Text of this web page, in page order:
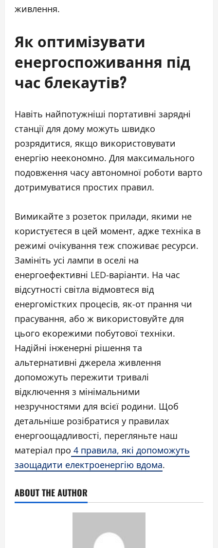
живлення.
Як оптимізувати
енергоспоживання під
час блекаутів?
Навіть найпотужніші портативні зарядні
станції для дому можуть швидко
розрядитися, якщо використовувати
енергію неекономно. Для максимального
подовження часу автономної роботи варто
дотримуватися простих правил.
Вимикайте з розеток прилади, якими не
користуєтеся в цей момент, адже техніка в
режимі очікування теж споживає ресурси.
Замініть усі лампи в оселі на
енергоефективні LED-варіанти. На час
відсутності світла відмовтеся від
енергомістких процесів, як-от прання чи
прасування, або ж використовуйте для
цього екорежими побутової техніки.
Надійні інженерні рішення та
альтернативні джерела живлення
допоможуть пережити тривалі
відключення з мінімальними
незручностями для всієї родини. Щоб
детальніше розібратися у правилах
енергоощадливості, перегляньте наш
матеріал про 4 правила, які допоможуть
заощадити електроенергію вдома.
ABOUT THE AUTHOR